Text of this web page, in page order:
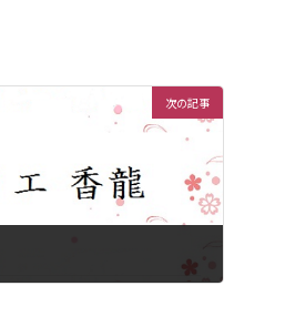
次の記事